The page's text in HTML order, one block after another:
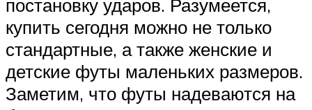
постановку ударов. Разумеется,
купить сегодня можно не только
стандартные, а также женские и
детские футы маленьких размеров.
Заметим, что футы надеваются на